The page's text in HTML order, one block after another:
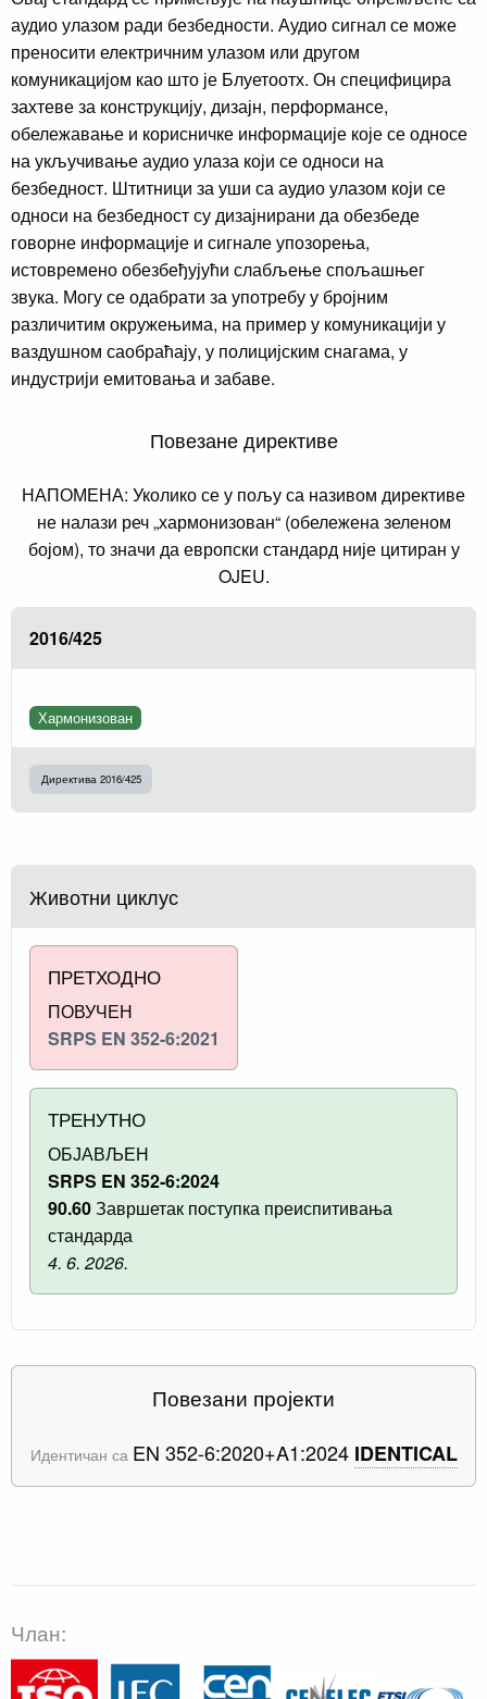
аудио улазом ради безбедности. Аудио сигнал се може
преносити електричним улазом или другом
комуникацијом као што је Блуетоотх. Он специфицира
захтеве за конструкцију, дизајн, перформансе,
обележавање и корисничке информације које се односе
на укључивање аудио улаза који се односи на
безбедност. Штитници за уши са аудио улазом који се
односи на безбедност су дизајнирани да обезбеде
говорне информације и сигнале упозорења,
истовремено обезбеђујући слабљење спољашњег
звука. Могу се одабрати за употребу у бројним
различитим окружењима, на пример у комуникацији у
ваздушном саобраћају, у полицијским снагама, у
индустрији емитовања и забаве.
Повезане директиве
НАПОМЕНА: Уколико се у пољу са називом директиве
не налази реч „хармонизован“ (обележена зеленом
бојом), то значи да европски стандард није цитиран у
OJEU.
2016/425
Хармонизован
Директива 2016/425
Животни циклус
ПРЕТХОДНО
ПОВУЧЕН
SRPS EN 352-6:2021
ТРЕНУТНО
ОБЈАВЉЕН
SRPS EN 352-6:2024
90.60Завршетак поступка преиспитивања
стандарда
4. 6. 2026.
Повезани пројекти
Идентичан са EN 352-6:2020+A1:2024 IDENTICAL
Члан: